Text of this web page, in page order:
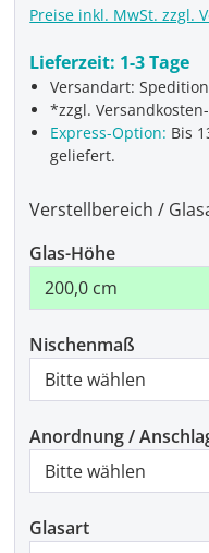
Preise inkl. MwSt. zzgl.
Lieferzeit: 1-3 Tage
Versandart: Spedition
*zzgl.
Express-Option: Bis
geliefert.
Verstellbereich /
Glas-Höhe
Nischenmaß
Anordnung /
Glasart